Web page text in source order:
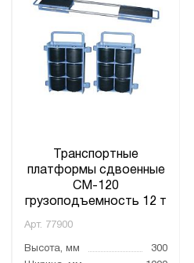
Транспортные
платформы сдвоенные
CM-120
грузоподъемность 12 т
Арт. 77900
Высота, мм
300